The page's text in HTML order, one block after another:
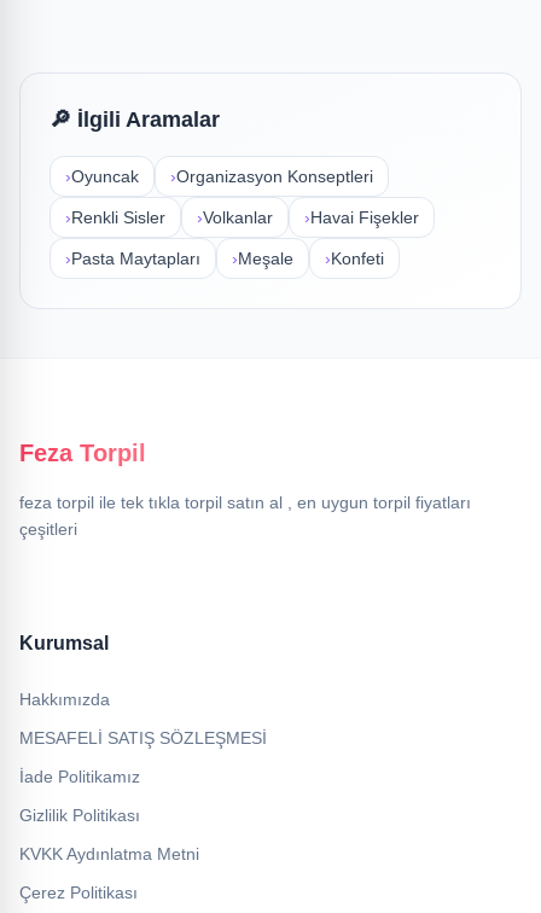
🔎 İlgili Aramalar
›Oyuncak ›Organizasyon Konseptleri
›Renkli Sisler ›Volkanlar ›Havai Fişekler
›Pasta Maytapları ›Meşale ›Konfeti
Feza Torpil
feza torpil ile tek tıkla torpil satın al , en uygun torpil fiyatları
çeşitleri
Kurumsal
Hakkımızda
MESAFELİ SATIŞ SÖZLEŞMESİ
İade Politikamız
Gizlilik Politikası
KVKK Aydınlatma Metni
Çerez Politikası